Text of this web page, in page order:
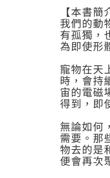
【本書簡
我們的動
有孤獨，
為即使形
寵物在天
時，會持
宙的電磁
得到，即
無論如何
需要。那
物去的是
便會再次